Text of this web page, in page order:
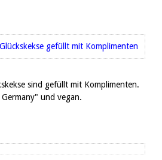
sind gefüllt mit Komplimenten.
und vegan.